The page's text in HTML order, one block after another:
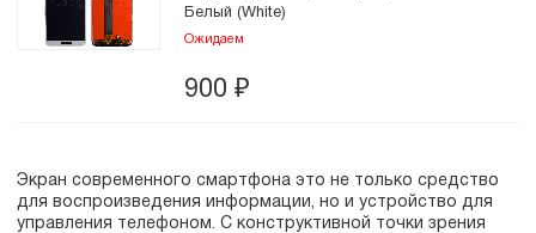
Белый (White)
Ожидаем
900 ₽
Экран современного смартфона это не только средство
для воспроизведения информации, но и устройство для
управления телефоном. С конструктивной точки зрения